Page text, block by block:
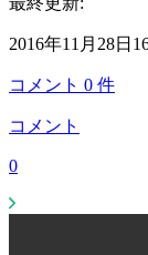
2016年11月28日
コメント 0 件
コメント
0